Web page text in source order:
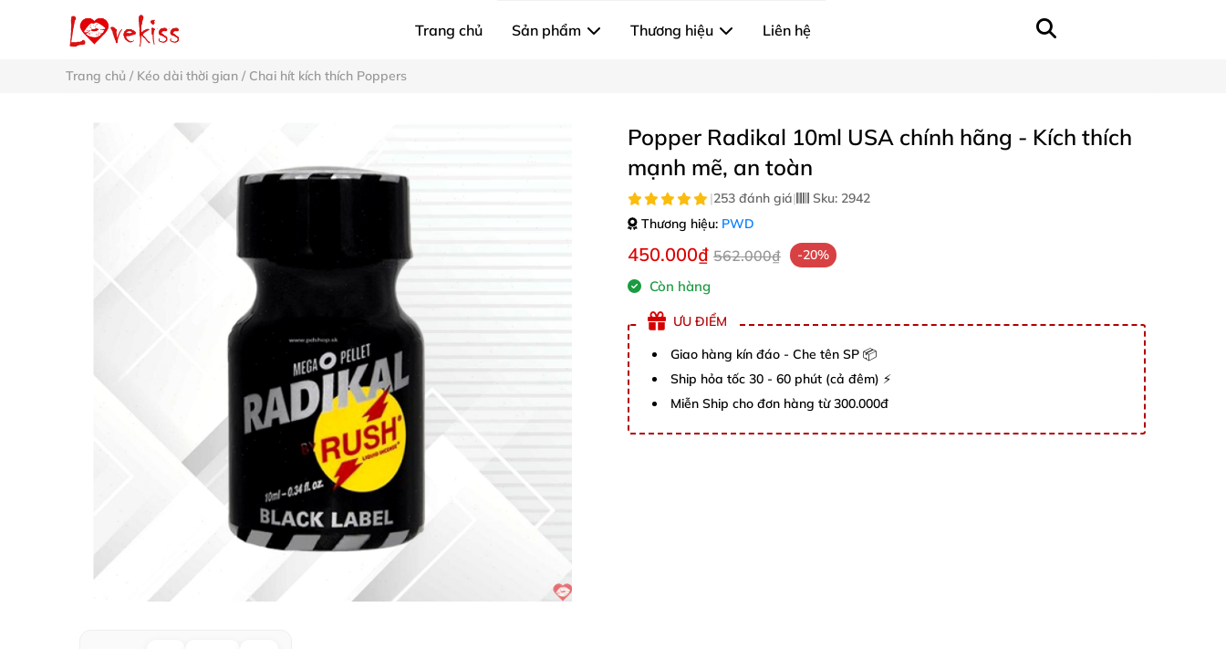
Trang chủ Sản phẩm Thương hiệu Liên hệ
Trang chủ / Kéo dài thời gian / Chai hít kích thích Poppers
Popper Radikal 10ml USA chính hãng - Kích thích
mạnh mẽ, an toàn
|253 đánh giá| Sku: 2942
Thương hiệu: PWD
450.000₫ 562.000₫ -20%
Còn hàng
ƯU ĐIỂM
Giao hàng kín đáo - Che tên SP 📦
Ship hỏa tốc 30 - 60 phút (cả đêm) ⚡
Miễn Ship cho đơn hàng từ 300.000đ